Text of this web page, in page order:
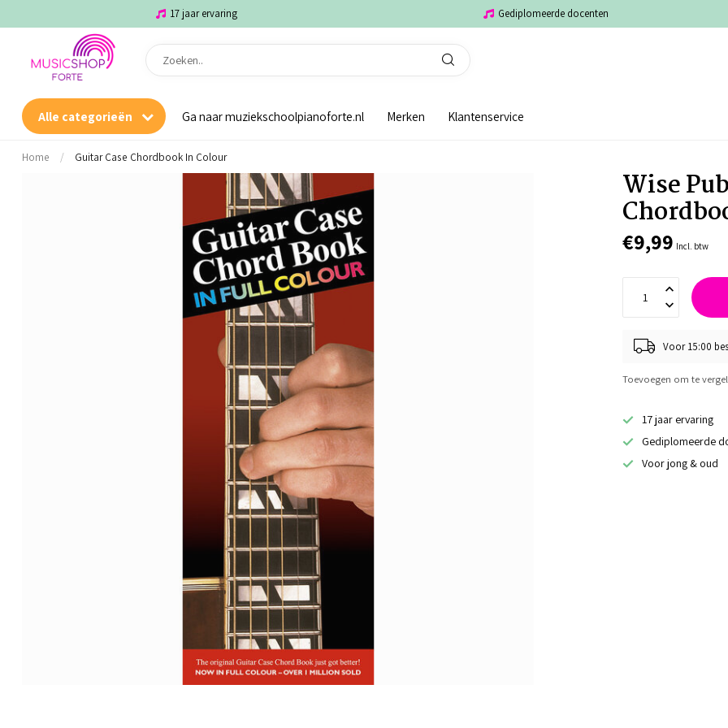
17 jaar ervaring Gediplomeerde docenten
Alle categorieën Ga naar muziekschoolpianoforte.nl Merken Klantenservice
Home / Guitar Case Chordbook In Colour
Wise
€9,99 Incl. btw
Voor 15:00
Toevoegen om te
17 jaar ervaring
Gediplomeerde
Voor jong & oud